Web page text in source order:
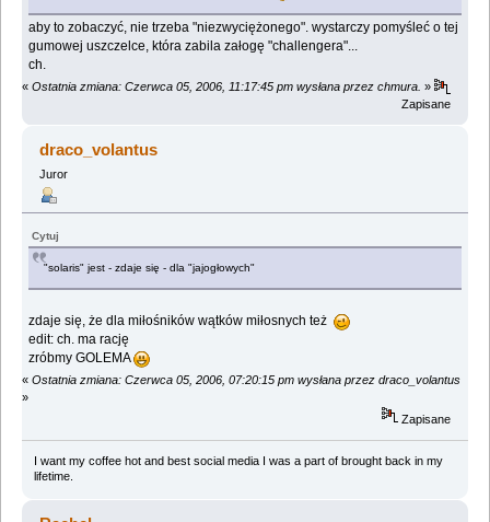
aby to zobaczyć, nie trzeba "niezwyciężonego". wystarczy pomyśleć o tej
gumowej uszczelce, która zabila załogę "challengera"...
ch.
« Ostatnia zmiana: Czerwca 05, 2006, 11:17:45 pm wysłana przez chmura. »
Zapisane
draco_volantus
Juror
Cytuj
"solaris" jest - zdaje się - dla "jajogłowych"
zdaje się, że dla miłośników wątków miłosnych też
edit: ch. ma rację
zróbmy GOLEMA
« Ostatnia zmiana: Czerwca 05, 2006, 07:20:15 pm wysłana przez draco_volantus
»
Zapisane
I want my coffee hot and best social media I was a part of brought back in my
lifetime.